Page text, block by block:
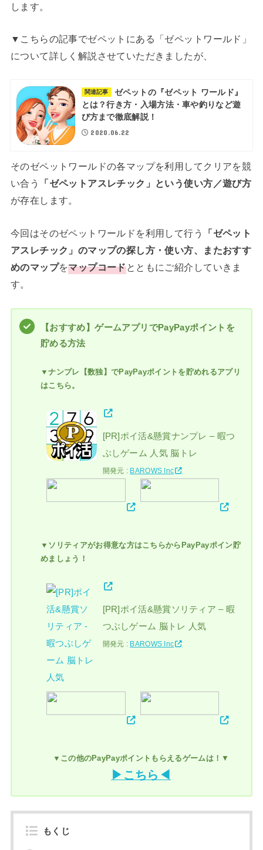
します。
▼こちらの記事でゼペットにある「ゼペットワールド」
について詳しく解説させていただきましたが、
関連記事
ゼペットの『ゼペット ワールド』
とは？行き方・入場方法・車や釣りなど遊
び方まで徹底解説！
2020.06.22
そのゼペットワールドの各マップを利用してクリアを競
い合う
「ゼペットアスレチック」という使い方／遊び方
が存在します。
今回はそのゼペットワールドを利用して行う
「ゼペット
アスレチック」のマップの探し方・使い方、またおすす
めのマップをマップコードとともにご紹介していきま
す。
【おすすめ】ゲームアプリでPayPayポイントを
貯める方法
▼ナンプレ【数独】でPayPayポイントを貯めれるアプリ
はこちら。
[PR]ポイ活&懸賞ナンプレ – 暇つ
ぶしゲーム 人気 脳トレ
開発元 : BAROWS Inc
▼ソリティアがお得意な方はこちらからPayPayポイン貯
めましょう！
[PR]ポイ活&懸賞ソリティア – 暇
つぶしゲーム 脳トレ 人気
開発元 : BAROWS Inc
▼この他のPayPayポイントもらえるゲームは！ ▼
▶こちら◀
もくじ